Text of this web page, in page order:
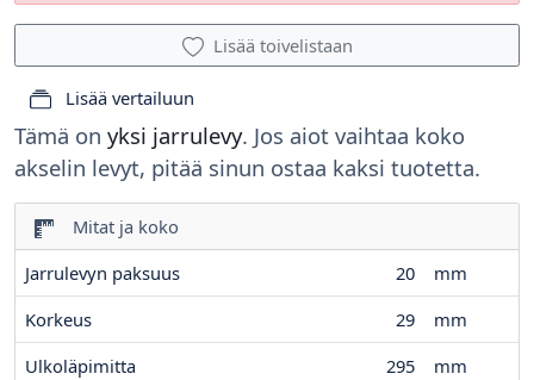
Tämä on yksi jarrulevy. Jos aiot vaihtaa koko
akselin levyt, pitää sinun ostaa kaksi tuotetta.
Mitat ja koko
Jarrulevyn paksuus
20
mm
Korkeus
29
mm
Ulkoläpimitta
295
mm
Lisää toivelistaan
Lisää vertailuun